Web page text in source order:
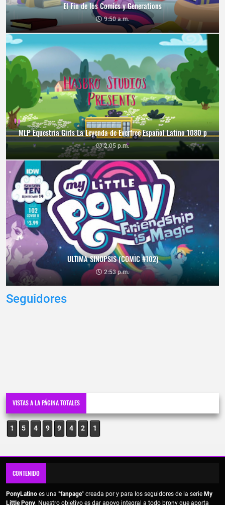
El Fin de los Comics y Generations
9:50 a.m.
MLP Equestria Girls La Leyenda de Everfree Español Latino 1080 p
2:05 p.m.
ULTIMA SINOPSIS (COMIC #102)
2:53 p.m.
Seguidores
VISTAS A LA PÁGINA TOTALES
1 5 4 9 9 4 2 1
CONTENIDO
PonyLatino es una "fanpage" creada por y para los seguidores de la serie My
Little Pony. Nuestro objetivo es dar apoyo integral a todo brony que aporta